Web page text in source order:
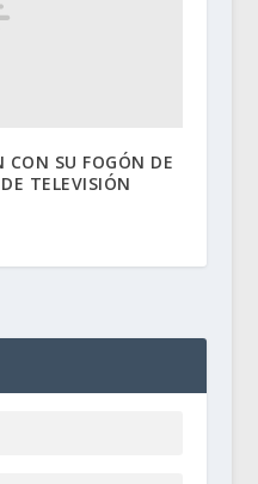
CON SU FOGÓN DE
TELEVISIÓN